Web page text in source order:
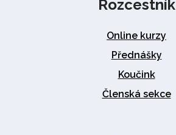
Rozcestník
Online kurzy
Přednášky
Koučink
Členská sekce